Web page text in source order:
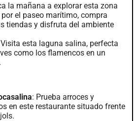
la mañana a explorar esta zona
el paseo marítimo, compra
tiendas y disfruta del ambiente
esta laguna salina, perfecta
como los flamencos en un
: Prueba arroces y
en este restaurante situado frente